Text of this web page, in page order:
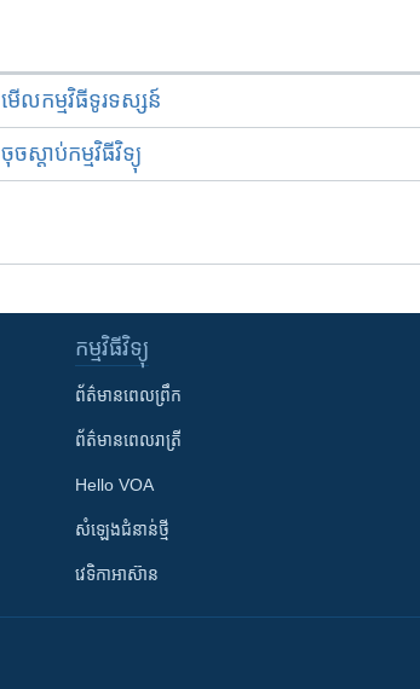
មើល​កម្មវិធី​ទូរទស្សន៍
ចុចស្តាប់កម្មវិធីវិទ្យុ
កម្មវិធី​វិទ្យុ
ព័ត៌មាន​ពេល​ព្រឹក
ព័ត៌មាន​​ពេល​រាត្រី
Hello VOA
សំឡេង​ជំនាន់​ថ្មី
វេទិកា​អាស៊ាន